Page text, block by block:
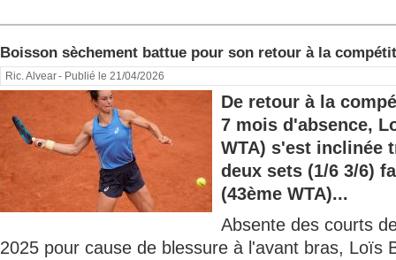
Boisson sèchement battue pour son retour à la
Ric. Alvear- Publié le 21/04/2026
De retour à la
7 mois d'absence,
WTA) s'est inclinée
deux sets (1/6 3/6)
(43ème WTA)...
Absente des courts
2025 pour cause de blessure à l'avant bras, Loïs